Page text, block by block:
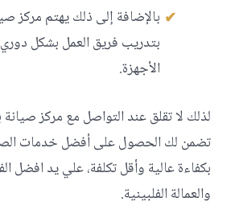
بالإضافة إلى ذلك يهتم مركز
بتدريب فريق العمل بشكل
الأجهزة.
لذلك لا تقلق عند التواصل مع مركز
تضمن لك الحصول على أفضل خدمات
بكفاءة عالية وأقل تكلفة، علي يد افضل
والعمالة الفلبينية.